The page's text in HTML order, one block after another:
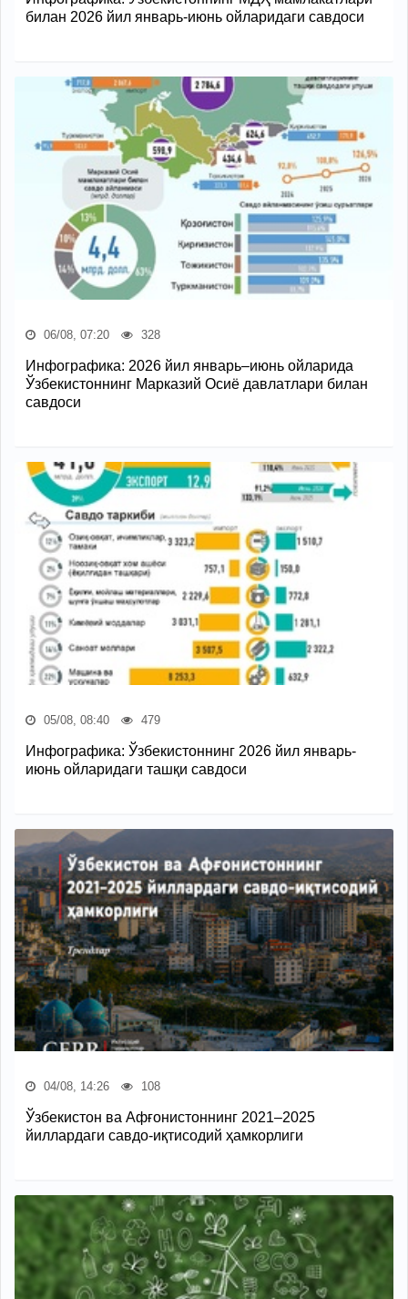
билан 2026 йил январь-июнь ойларидаги савдоси
06/08, 07:20 328
Инфографика: 2026 йил январь–июнь ойларида
Ўзбекистоннинг Марказий Осиё давлатлари билан
савдоси
05/08, 08:40 479
Инфографика: Ўзбекистоннинг 2026 йил январь-
июнь ойларидаги ташқи савдоси
04/08, 14:26 108
Ўзбекистон ва Афғонистоннинг 2021–2025
йиллардаги савдо-иқтисодий ҳамкорлиги